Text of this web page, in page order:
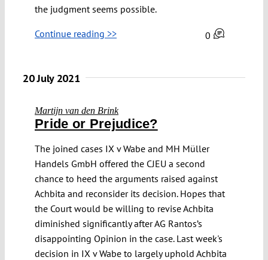
the judgment seems possible.
Continue reading >> 0
20 July 2021
Martijn van den Brink
Pride or Prejudice?
The joined cases IX v Wabe and MH Müller
Handels GmbH offered the CJEU a second
chance to heed the arguments raised against
Achbita and reconsider its decision. Hopes that
the Court would be willing to revise Achbita
diminished significantly after AG Rantos’s
disappointing Opinion in the case. Last week's
decision in IX v Wabe to largely uphold Achbita